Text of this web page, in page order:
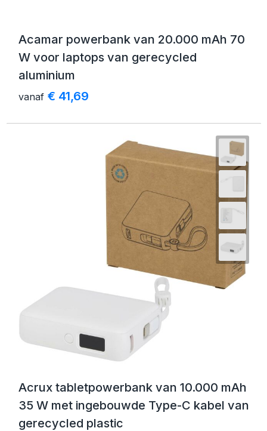
Acamar powerbank van 20.000 mAh 70
W voor laptops van gerecycled
aluminium
vanaf € 41,69
Acrux tabletpowerbank van 10.000 mAh
35 W met ingebouwde Type-C kabel van
gerecycled plastic